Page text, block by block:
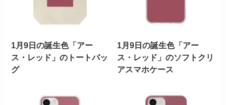
1月9日の誕生色「アー
ス・レッド」のトートバッ
グ
1月9日の誕生色「アー
ス・レッド」のソフトクリ
アスマホケース